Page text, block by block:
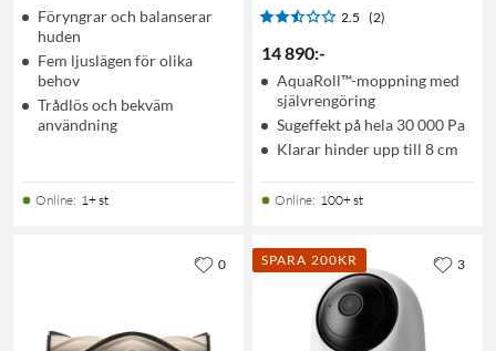
Föryngrar och balanserar
huden
Fem ljuslägen för olika
behov
Trådlös och bekväm
användning
Online: 1+ st
2.5 (2)
14 890:-
AquaRoll™-moppning med
självrengöring
Sugeffekt på hela 30 000 Pa
Klarar hinder upp till 8 cm
Online: 100+ st
0 SPARA 200KR 3